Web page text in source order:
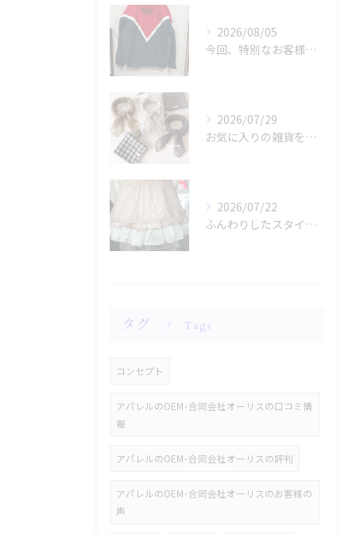
2026/08/05
今回、特別なお客様のためにファッションショー用のサンプルを手...
2026/07/29
お気に入りの雑貨をお探しですか？
2026/07/22
ふんわりしたスタイルに魅了されませんか？
タグ Tags
コンセプト
アパレルのOEM･合同会社オーリスの口コミ情
報
アパレルのOEM･合同会社オーリスの評判
アパレルのOEM･合同会社オーリスのお客様の
声